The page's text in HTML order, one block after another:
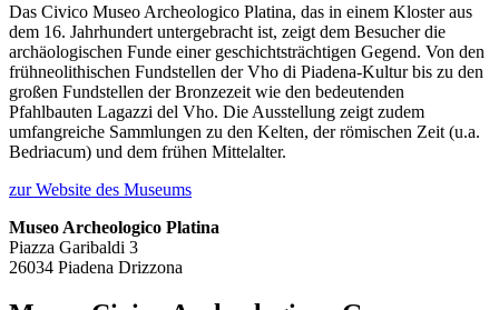
Das Civico Museo Archeologico Platina, das in einem Kloster aus
dem 16. Jahrhundert untergebracht ist, zeigt dem Besucher die
archäologischen Funde einer geschichtsträchtigen Gegend. Von den
frühneolithischen Fundstellen der Vho di Piadena-Kultur bis zu den
großen Fundstellen der Bronzezeit wie den bedeutenden
Pfahlbauten Lagazzi del Vho. Die Ausstellung zeigt zudem
umfangreiche Sammlungen zu den Kelten, der römischen Zeit (u.a.
Bedriacum) und dem frühen Mittelalter.
zur Website des Museums
Museo Archeologico Platina
Piazza Garibaldi 3
26034 Piadena Drizzona